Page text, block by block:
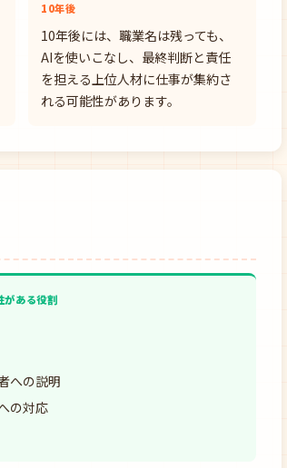
10年後
10年後には、職業名は残っても、
AIを使いこなし、最終判断と責任
を担える上位人材に仕事が集約さ
れる可能性があります。
がある役割
への説明
の対応